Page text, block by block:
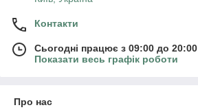
Контакти
Сьогодні працює з 09:00 до 20:00
Показати весь графік роботи
Про нас